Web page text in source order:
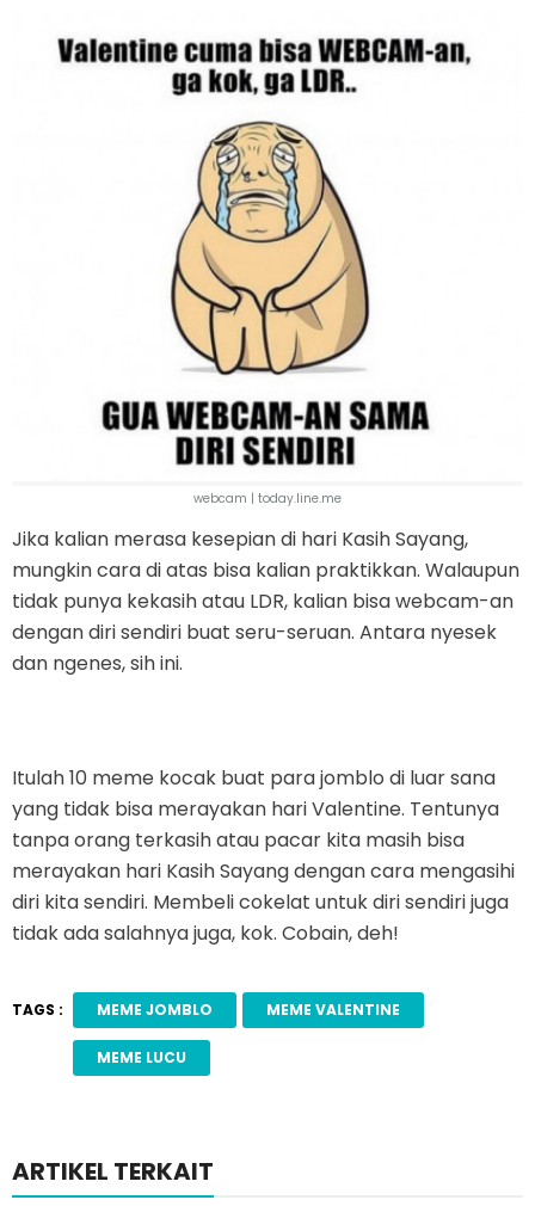
webcam | today.line.me
Jika kalian merasa kesepian di hari Kasih Sayang,
mungkin cara di atas bisa kalian praktikkan. Walaupun
tidak punya kekasih atau LDR, kalian bisa webcam-an
dengan diri sendiri buat seru-seruan. Antara nyesek
dan ngenes, sih ini.
Itulah 10 meme kocak buat para jomblo di luar sana
yang tidak bisa merayakan hari Valentine. Tentunya
tanpa orang terkasih atau pacar kita masih bisa
merayakan hari Kasih Sayang dengan cara mengasihi
diri kita sendiri. Membeli cokelat untuk diri sendiri juga
tidak ada salahnya juga, kok. Cobain, deh!
TAGS : MEME JOMBLO MEME VALENTINE
MEME LUCU
ARTIKEL TERKAIT